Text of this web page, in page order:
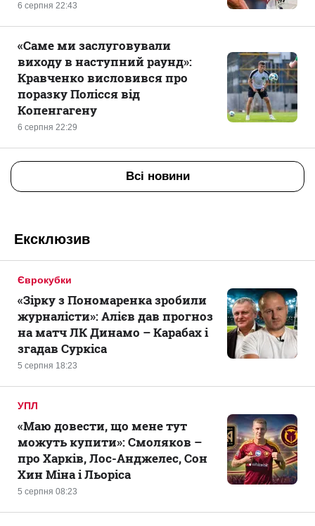
6 серпня 22:43
6 серпня 22:29
«Саме ми заслуговували
виходу в наступний раунд»:
Кравченко висловився про
поразку Полісся від
Копенгагену
Всі новини
Ексклюзив
Єврокубки
5 серпня 18:23
«Зірку з Пономаренка зробили
журналісти»: Алієв дав прогноз
на матч ЛК Динамо – Карабах і
згадав Суркіса
УПЛ
5 серпня 08:23
«Маю довести, що мене тут
можуть купити»: Смоляков –
про Харків, Лос-Анджелес, Сон
Хин Міна і Льоріса